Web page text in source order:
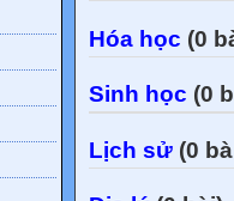
Hóa học (0
Sinh học (0
Lịch sử (0